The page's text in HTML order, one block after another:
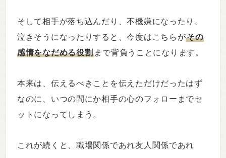
そして相手が落ち込んだり、不機嫌になったり、
泣きそうになったりすると、今度はこちらがその
感情をなだめる役割 まで背負うことになります。
本来は、伝えるべきことを伝えただけだったはず
なのに、いつの間にか相手の心のフォローまでセ
ットになってしまう。
これが続くと、職場関係であれ友人関係であれ